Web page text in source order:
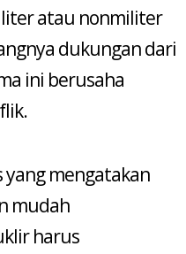
atau nonmiliter
dukungan dari
ini berusaha
yang mengatakan
mudah
harus